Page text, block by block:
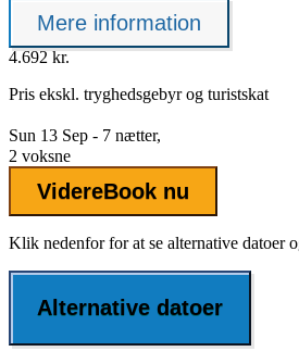
Mere information
4.692 kr.
Pris ekskl. tryghedsgebyrog turistskat
Sun 13 Sep - 7 nætter,
2 voksne
VidereBook nu
Klik nedenfor for at se alternative datoer
Alternative datoer